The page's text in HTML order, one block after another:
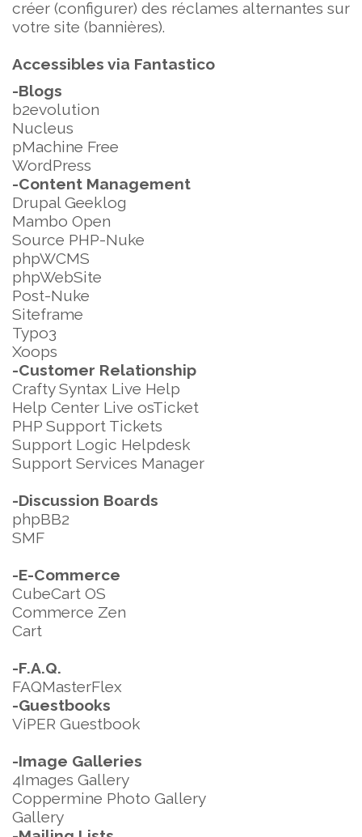
créer (configurer) des réclames alternantes sur
votre site (bannières).
Accessibles via Fantastico
-Blogs
b2evolution
Nucleus
pMachine Free
WordPress
-Content Management
Drupal Geeklog
Mambo Open
Source PHP-Nuke
phpWCMS
phpWebSite
Post-Nuke
Siteframe
Typo3
Xoops
-Customer Relationship
Crafty Syntax Live Help
Help Center Live osTicket
PHP Support Tickets
Support Logic Helpdesk
Support Services Manager
-Discussion Boards
phpBB2
SMF
-E-Commerce
CubeCart OS
Commerce Zen
Cart
-F.A.Q.
FAQMasterFlex
-Guestbooks
ViPER Guestbook
-Image Galleries
4Images Gallery
Coppermine Photo Gallery
Gallery